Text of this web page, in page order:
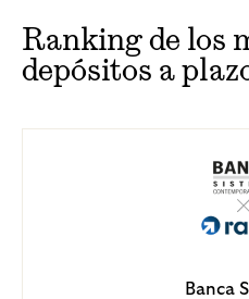
Ranking de los
depósitos a
Banca